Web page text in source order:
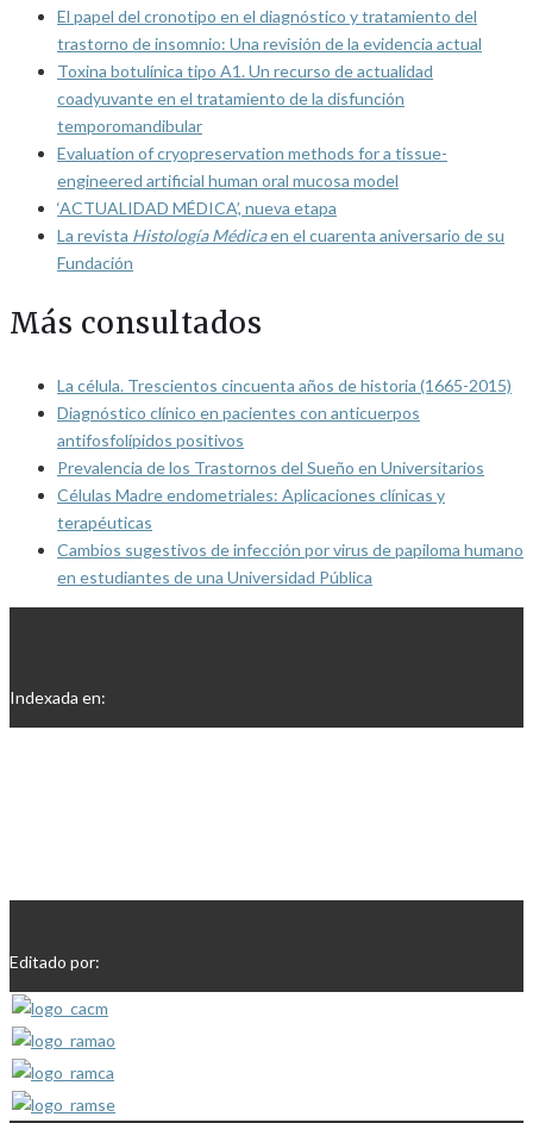
El papel del cronotipo en el diagnóstico y tratamiento del
trastorno de insomnio: Una revisión de la evidencia actual
Toxina botulínica tipo A1. Un recurso de actualidad
coadyuvante en el tratamiento de la disfunción
temporomandibular
Evaluation of cryopreservation methods for a tissue-
engineered artificial human oral mucosa model
‘ACTUALIDAD MÉDICA’, nueva etapa
La revista Histología Médicaen el cuarenta aniversario de su
Fundación
Más consultados
La célula. Trescientos cincuenta años de historia (1665-2015)
Diagnóstico clínico en pacientes con anticuerpos
antifosfolípidos positivos
Prevalencia de los Trastornos del Sueño en Universitarios
Células Madre endometriales: Aplicaciones clínicas y
terapéuticas
Cambios sugestivos de infección por virus de papiloma humano
en estudiantes de una Universidad Pública
Indexada en:
Editado por: